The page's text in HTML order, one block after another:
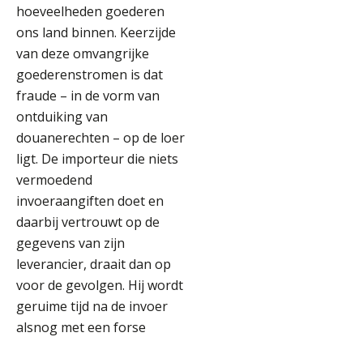
hoeveelheden goederen
ons land binnen. Keerzijde
van deze omvangrijke
goederenstromen is dat
fraude – in de vorm van
ontduiking van
douanerechten – op de loer
ligt. De importeur die niets
vermoedend
invoeraangiften doet en
daarbij vertrouwt op de
gegevens van zijn
leverancier, draait dan op
voor de gevolgen. Hij wordt
geruime tijd na de invoer
alsnog met een forse